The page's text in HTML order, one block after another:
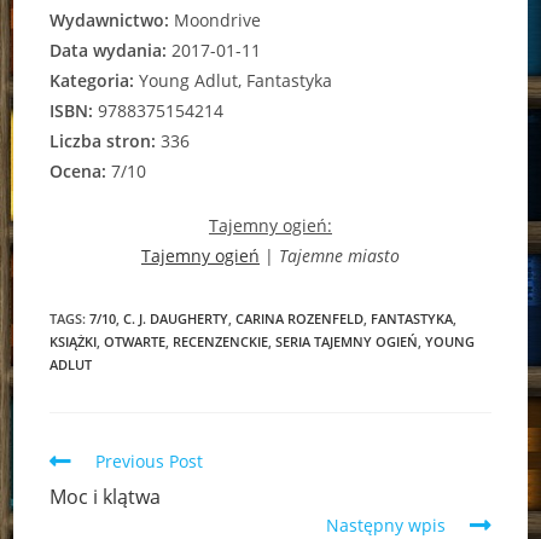
Wydawnictwo: Moondrive
Data wydania: 2017-01-11
Kategoria:Young Adlut, Fantastyka
ISBN: 9788375154214
Liczba stron: 336
Ocena: 7/10
Tajemny ogień:
Tajemny ogień | Tajemne miasto
TAGS:7/10, C. J. DAUGHERTY, CARINA ROZENFELD, FANTASTYKA,
KSIĄŻKI, OTWARTE, RECENZENCKIE, SERIA TAJEMNY OGIEŃ, YOUNG
ADLUT
Read
articles
Previous Post
Moc i klątwa
Następny wpis